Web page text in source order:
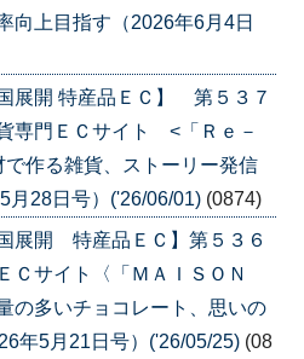
向上目指す（2026年6月4日
展開 特産品ＥＣ】 第５３７
専門ＥＣサイト <「Ｒｅ－
作る雑貨、ストーリー発信
月28日号）('26/06/01) (0874)
展開 特産品ＥＣ】第５３６
Ｃサイト〈「ＭＡＩＳＯＮ
の多いチョコレート、思いの
年5月21日号）('26/05/25) (08